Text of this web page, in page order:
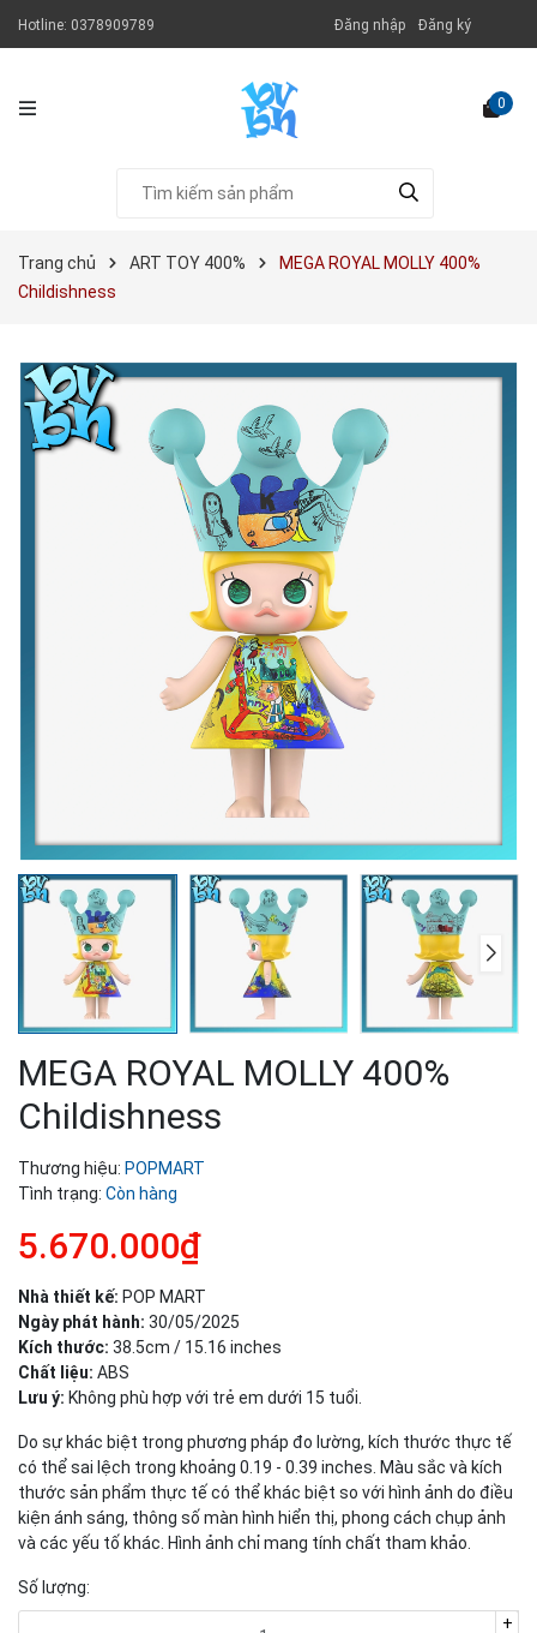
Hotline: 0378909789 Đăng nhập Đăng ký
0
Trang chủ ART TOY 400%
MEGA ROYAL MOLLY 400%
Childishness
MEGA ROYAL MOLLY 400%
Childishness
Thương hiệu: POPMART
Tình trạng: Còn hàng
5.670.000₫
Nhà thiết kế: POP MART
Ngày phát hành: 30/05/2025
Kích thước: 38.5cm / 15.16 inches
Chất liệu: ABS
Lưu ý: Không phù hợp với trẻ em dưới 15 tuổi.
Do sự khác biệt trong phương pháp đo lường, kích thước thực tế
có thể sai lệch trong khoảng 0.19 - 0.39 inches. Màu sắc và kích
thước sản phẩm thực tế có thể khác biệt so với hình ảnh do điều
kiện ánh sáng, thông số màn hình hiển thị, phong cách chụp ảnh
và các yếu tố khác. Hình ảnh chỉ mang tính chất tham khảo.
Số lượng:
+